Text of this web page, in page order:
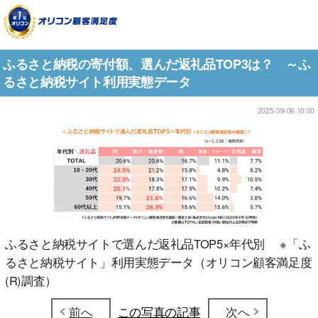
ふるさと納税の寄付額、選んだ返礼品TOP3は？ ～ふ
るさと納税サイト利用実態データ
2025-09-06 10:00
ふるさと納税サイトで選んだ返礼品TOP5×年代別 ※「ふ
るさと納税サイト」利用実態データ（オリコン顧客満足度
(R)調査）
前へ
この写真の記事 次へ